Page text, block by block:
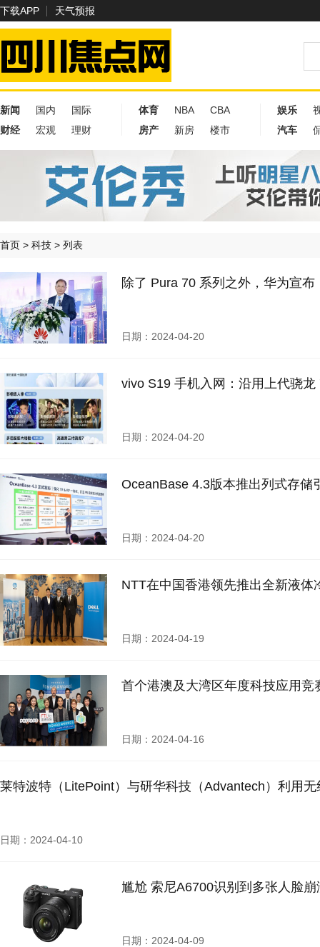
下载APP 天气预报
新闻 国内
国际
财经
宏观 理财
体育 NBA
CBA
房产
新房 楼市
娱乐
汽车
首页 > 科技 > 列表
除了 Pura 70 系列之外，华为宣布
日期：2024-04-20
vivo S19 手机入网：沿用上代骁
日期：2024-04-20
OceanBase 4.3版本推出列式存储
日期：2024-04-20
NTT在中国香港领先推出全新液
日期：2024-04-19
首个港澳及大湾区年度科技应用竞
日期：2024-04-16
莱特波特（LitePoint）与研华科技（Advantech）利用
日期：2024-04-10
尴尬 索尼A6700识别到多张人脸
日期：2024-04-09